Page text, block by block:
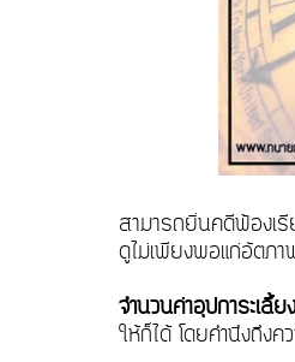
สามารถยื่นคดีฟ้องเรี
ดูไม่เพียงพอแก่อัตภา
จำนวนค่าอุปการะเลี้ย
ให้ก็ได้ โดยคำนึงถึง